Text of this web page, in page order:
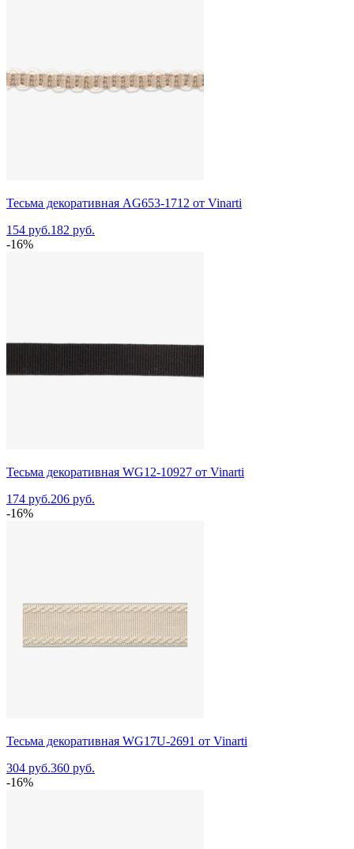
Тесьма декоративная AG653-1712 от Vinarti
154 руб.182 руб.
-16%
Тесьма декоративная WG12-10927 от Vinarti
174 руб.206 руб.
-16%
Тесьма декоративная WG17U-2691 от Vinarti
304 руб.360 руб.
-16%